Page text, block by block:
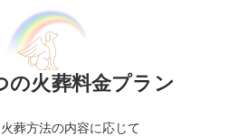
の火葬料金プラン
葬方法の内容に応じて